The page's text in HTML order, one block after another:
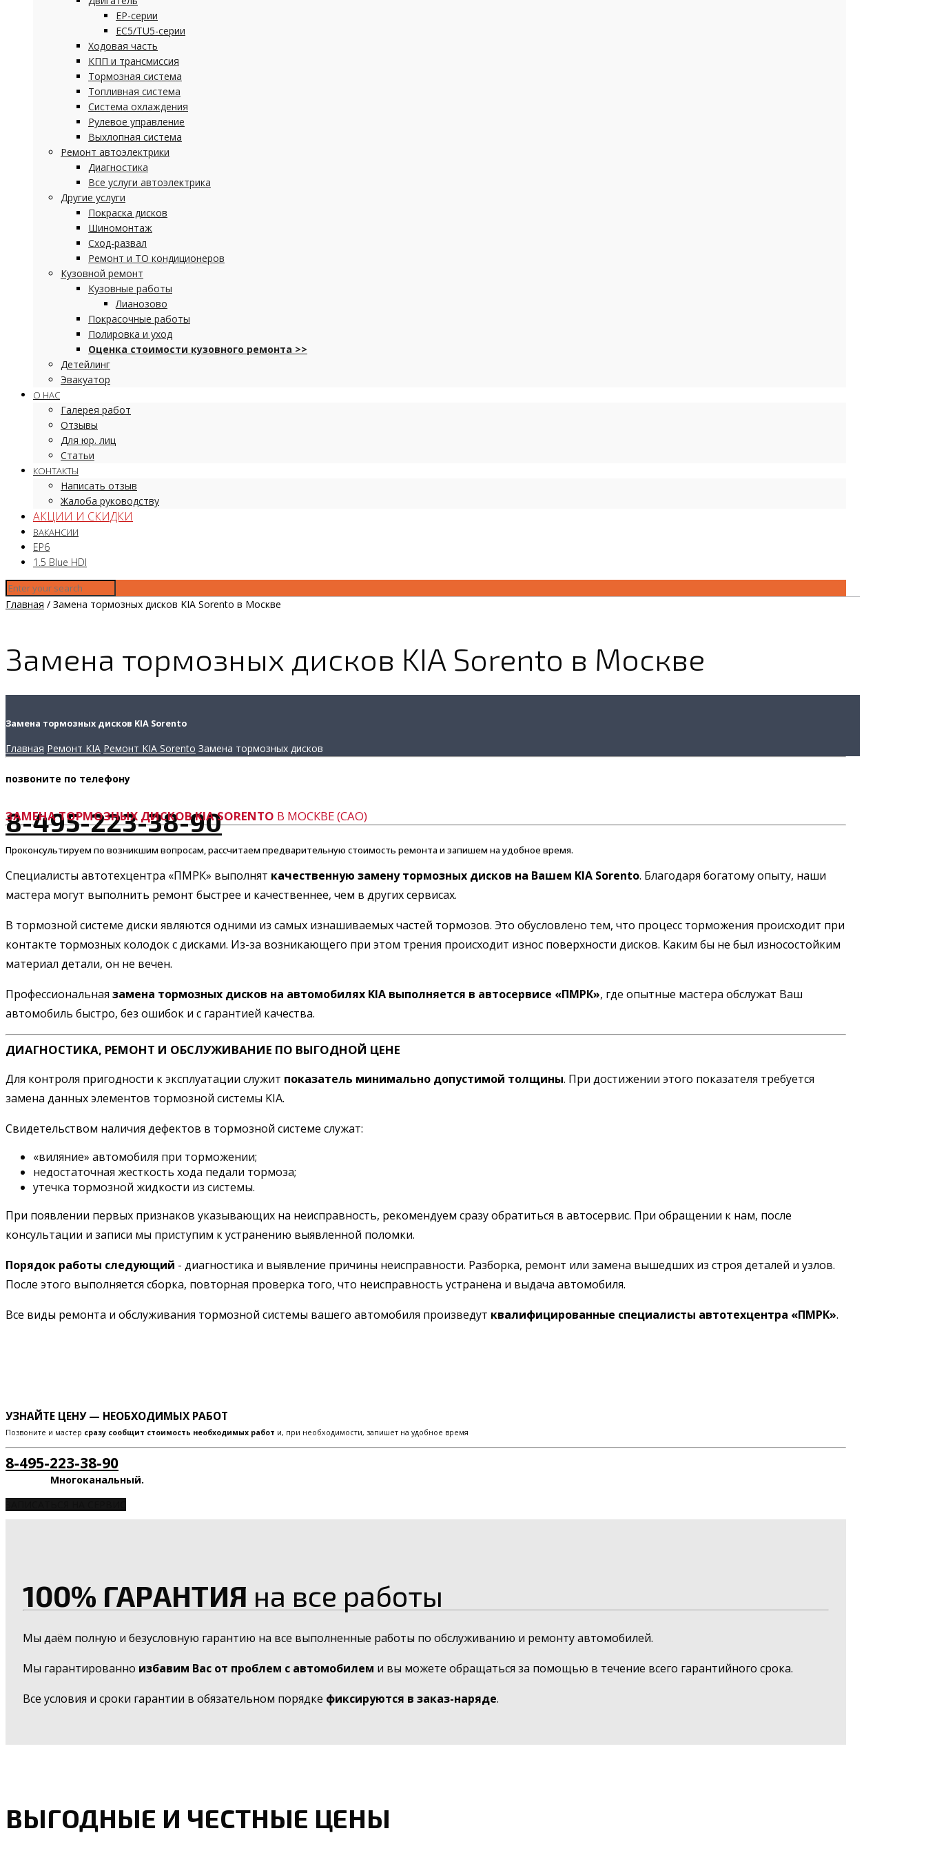
EP-серии
EC5/TU5-серии
Ходовая часть
КПП и трансмиссия
Тормозная система
Топливная система
Система охлаждения
Рулевое управление
Выхлопная система
Ремонт автоэлектрики
Диагностика
Все услуги автоэлектрика
Другие услуги
Покраска дисков
Шиномонтаж
Сход-развал
Ремонт и ТО кондиционеров
Кузовной ремонт
Кузовные работы
Лианозово
Покрасочные работы
Полировка и уход
Оценка стоимости кузовного ремонта >>
Детейлинг
Эвакуатор
О НАС
Галерея работ
Отзывы
Для юр. лиц
Статьи
КОНТАКТЫ
Написать отзыв
Жалоба руководству
АКЦИИ И СКИДКИ
ВАКАНСИИ
EP6
1.5 Blue HDI
Главная / Замена тормозных дисков KIA Sorento в Москве
Замена тормозных дисков KIA Sorento в Москве
Замена тормозных дисков KIA Sorento
Главная Ремонт KIA Ремонт KIA Sorento Замена тормозных дисков
позвоните по телефону
8-495-223-38-90
Проконсультируем по возникшим вопросам, рассчитаем предварительную стоимость ремонта и запишем на удобное время.
ЗАМЕНА ТОРМОЗНЫХ ДИСКОВ KIA SORENTO В МОСКВЕ (САО)
Специалисты автотехцентра «ПМРК» выполнят качественную замену тормозных дисков на Вашем KIA Sorento. Благодаря богатому опыту, наши
мастера могут выполнить ремонт быстрее и качественнее, чем в других сервисах.
В тормозной системе диски являются одними из самых изнашиваемых частей тормозов. Это обусловлено тем, что процесс торможения происходит при
контакте тормозных колодок с дисками. Из-за возникающего при этом трения происходит износ поверхности дисков. Каким бы не был износостойким
материал детали, он не вечен.
Профессиональная замена тормозных дисков на автомобилях KIA выполняется в автосервисе «ПМРК», где опытные мастера обслужат Ваш
автомобиль быстро, без ошибок и с гарантией качества.
ДИАГНОСТИКА, РЕМОНТ И ОБСЛУЖИВАНИЕ ПО ВЫГОДНОЙ ЦЕНЕ
Для контроля пригодности к эксплуатации служит показатель минимально допустимой толщины. При достижении этого показателя требуется
замена данных элементов тормозной системы KIA.
Свидетельством наличия дефектов в тормозной системе служат:
«виляние» автомобиля при торможении;
недостаточная жесткость хода педали тормоза;
утечка тормозной жидкости из системы.
При появлении первых признаков указывающих на неисправность, рекомендуем сразу обратиться в автосервис. При обращении к нам, после
консультации и записи мы приступим к устранению выявленной поломки.
Порядок работы следующий - диагностика и выявление причины неисправности. Разборка, ремонт или замена вышедших из строя деталей и узлов.
После этого выполняется сборка, повторная проверка того, что неисправность устранена и выдача автомобиля.
Все виды ремонта и обслуживания тормозной системы вашего автомобиля произведут квалифицированные специалисты автотехцентра «ПМРК».
УЗНАЙТЕ ЦЕНУ — НЕОБХОДИМЫХ РАБОТ
Позвоните и мастер сразу сообщит стоимость необходимых работ и, при необходимости, запишет на удобное время
8-495-223-38-90
Многоканальный.
100% ГАРАНТИЯ на все работы
Мы даём полную и безусловную гарантию на все выполненные работы по обслуживанию и ремонту автомобилей.
Мы гарантированно избавим Вас от проблем с автомобилем и вы можете обращаться за помощью в течение всего гарантийного срока.
Все условия и сроки гарантии в обязательном порядке фиксируются в заказ-наряде.
ВЫГОДНЫЕ И ЧЕСТНЫЕ ЦЕНЫ